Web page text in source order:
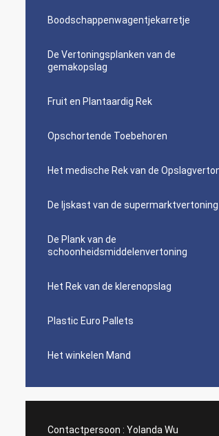
Boodschappenwagentjekarretje
De Vertoningsplanken van de
gemakopslag
Fruit en Plantaardig Rek
Opschortende Toebehoren
Het medische Rek van de
De Ijskast van de supermarktvertoning
De Plank van de
schoonheidsmiddelenvertoning
Het Rek van de klerenopslag
Plastic Euro Pallets
Het winkelen Mand
Contactpersoon : Yolanda Wu